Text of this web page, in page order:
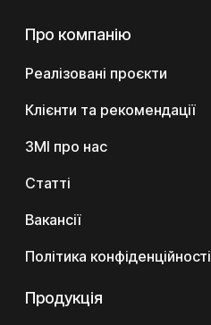
Про компанію
Реалізовані проєкти
Клієнти та рекомендації
ЗМІ про нас
Статті
Вакансії
Політика конфіденційності
Продукція